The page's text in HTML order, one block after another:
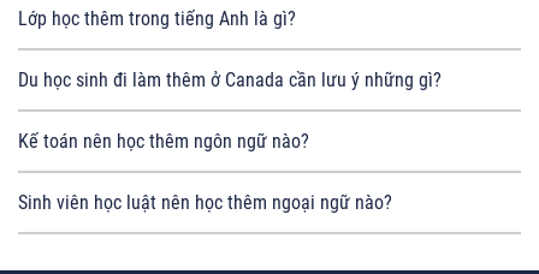
Lớp học thêm trong tiếng Anh là gì?
Du học sinh đi làm thêm ở Canada cần lưu ý những gì?
Kế toán nên học thêm ngôn ngữ nào?
Sinh viên học luật nên học thêm ngoại ngữ nào?